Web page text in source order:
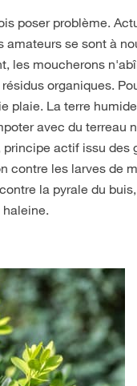
poser problème.
se sont à
les moucherons
organiques.
plaie. La terre
avec du terreau
actif issu des
contre les larves de
la pyrale du